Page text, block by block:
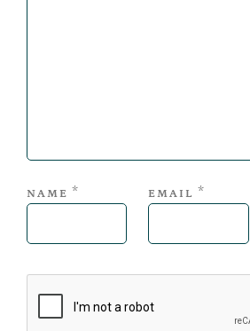
NAME * EMAIL *